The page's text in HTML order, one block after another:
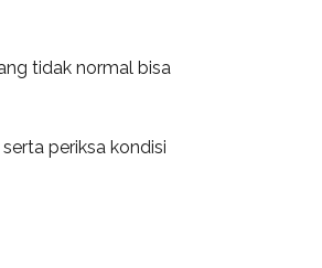
tidak normal bisa
periksa kondisi